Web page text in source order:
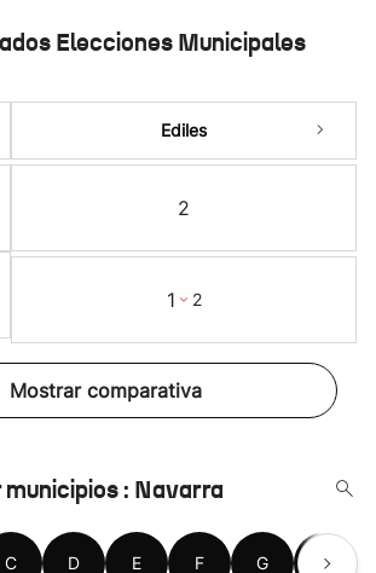
Elecciones Municipales
Ediles
2
1 2
Mostrar comparativa
: Navarra
C D E F G H